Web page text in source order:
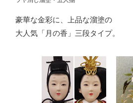
豪華な金彩に、上品な溜塗の
大人気「月の香」三段タイプ。